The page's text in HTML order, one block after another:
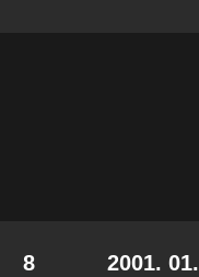
8
2001. 01.